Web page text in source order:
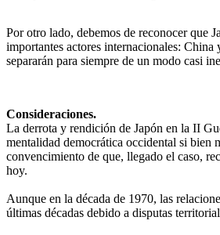
Por otro lado, debemos de reconocer que
importantes actores internacionales:
separarán para siempre de un modo casi
Consideraciones.
La derrota y rendición de Japón en la II
mentalidad democrática occidental si bien
convencimiento de que, llegado el caso,
hoy.
Aunque en la década de 1970, las
últimas décadas debido a disputas